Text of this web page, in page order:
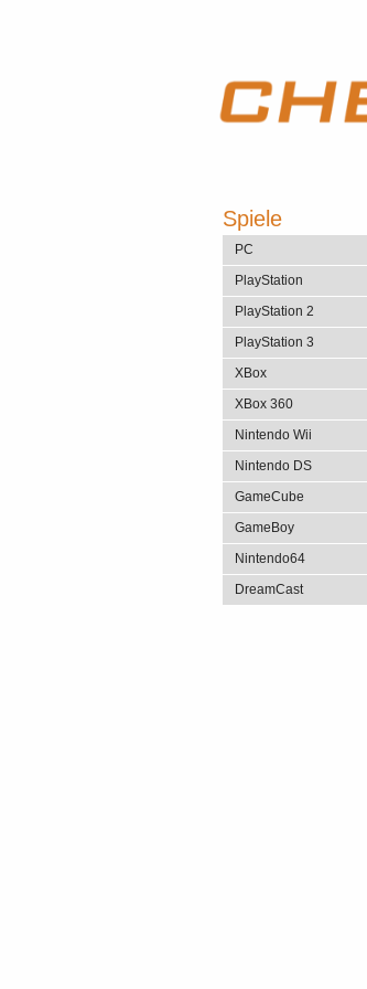
Spiele
PC
PlayStation
PlayStation 2
PlayStation 3
XBox
XBox 360
Nintendo Wii
Nintendo DS
GameCube
GameBoy
Nintendo64
DreamCast